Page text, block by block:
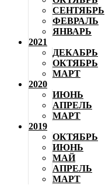
СЕНТЯБРЬ
ФЕВРАЛЬ
ЯНВАРЬ
2021
ДЕКАБРЬ
ОКТЯБРЬ
МАРТ
2020
ИЮНЬ
АПРЕЛЬ
МАРТ
2019
ОКТЯБРЬ
ИЮНЬ
МАЙ
АПРЕЛЬ
МАРТ